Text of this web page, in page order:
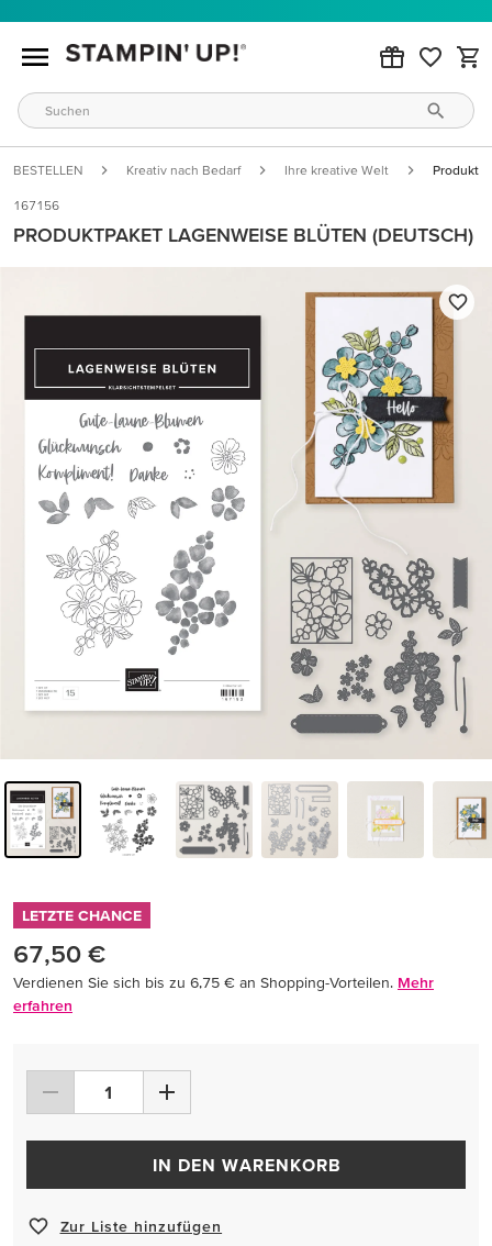
BESTELLEN Kreativ nach Bedarf Ihre kreative Welt
167156
PRODUKTPAKET LAGENWEISE BLÜTEN (DEUTSCH)
LETZTE CHANCE
67,50 €
Verdienen Sie sich bis zu 6,75 € an Shopping-Vorteilen. Mehr
erfahren
IN DEN WARENKORB
Zur Liste hinzufügen